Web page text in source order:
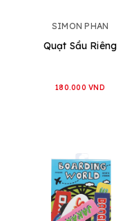
SIMON PHAN
Quạt Sầu Riêng
180.000 VND